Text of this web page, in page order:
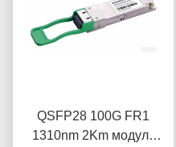
QSFP28 100G FR1
1310nm 2Km модуль